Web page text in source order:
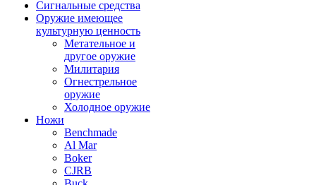
Сигнальные средства
Оружие имеющее
культурную ценность
Метательное и
другое оружие
Милитария
Огнестрельное
оружие
Холодное оружие
Ножи
Benchmade
Al Mar
Boker
CJRB